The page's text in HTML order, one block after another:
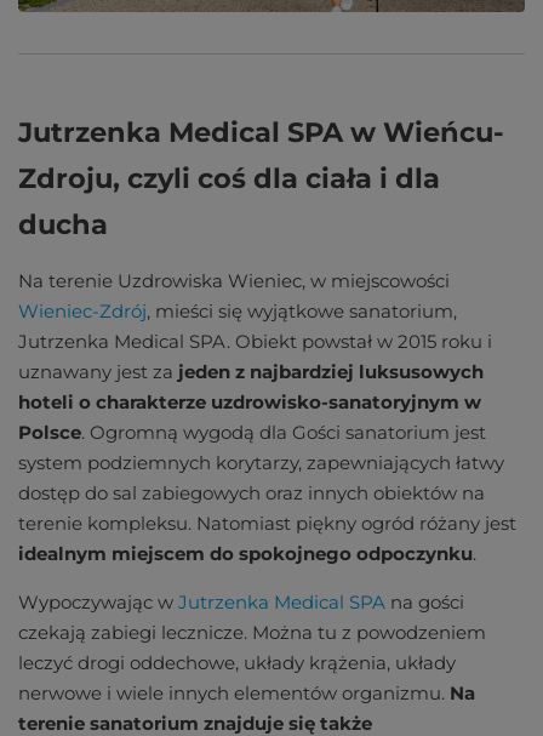
Jutrzenka Medical SPA w Wieńcu-
Zdroju, czyli coś dla ciała i dla
ducha
Na terenie Uzdrowiska Wieniec, w miejscowości
Wieniec-Zdrój, mieści się wyjątkowe sanatorium,
Jutrzenka Medical SPA. Obiekt powstał w 2015 roku i
uznawany jest za jeden z najbardziej luksusowych
hoteli o charakterze uzdrowisko-sanatoryjnym w
Polsce. Ogromną wygodą dla Gości sanatorium jest
system podziemnych korytarzy, zapewniających łatwy
dostęp do sal zabiegowych oraz innych obiektów na
terenie kompleksu. Natomiast piękny ogród różany jest
idealnym miejscem do spokojnego odpoczynku.
Wypoczywając w Jutrzenka Medical SPA na gości
czekają zabiegi lecznicze. Można tu z powodzeniem
leczyć drogi oddechowe, układy krążenia, układy
nerwowe i wiele innych elementów organizmu. Na
terenie sanatorium znajduje się także